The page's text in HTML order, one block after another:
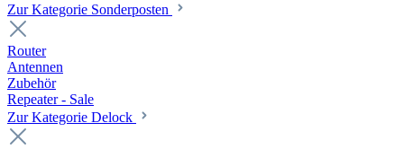
Zur Kategorie Sonderposten
Router
Antennen
Zubehör
Repeater - Sale
Zur Kategorie Delock